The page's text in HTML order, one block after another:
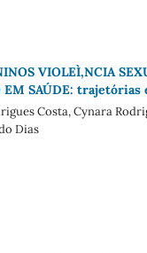
VIOLEÌ‚NCIA
SAÚDE: trajetórias
Costa, Cynara
Dias